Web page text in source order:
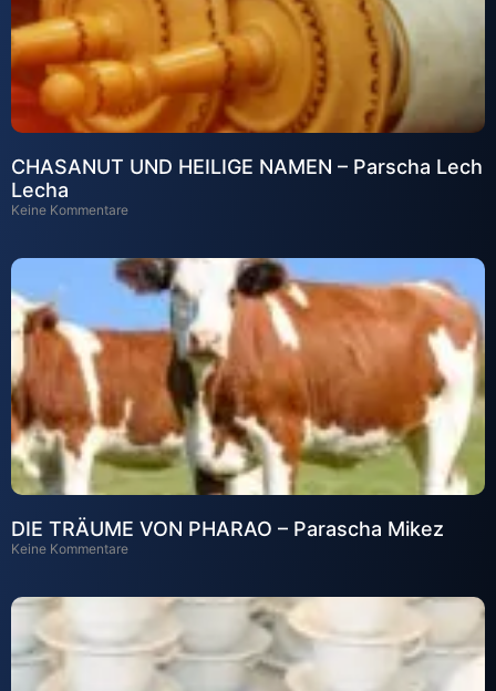
CHASANUT UND HEILIGE NAMEN – Parscha Lech
Lecha
Keine Kommentare
DIE TRÄUME VON PHARAO – Parascha Mikez
Keine Kommentare